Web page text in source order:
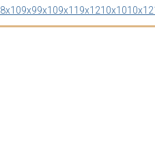
8x109x99x109x11 9x1210x1010x12